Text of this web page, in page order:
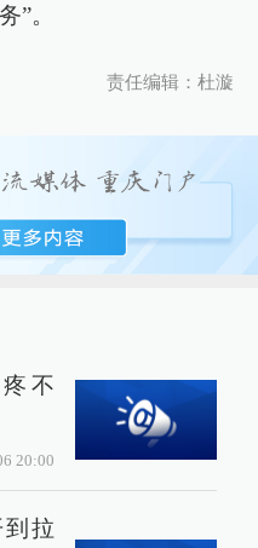
”。
责任编辑：杜漩
不
20:00
拉